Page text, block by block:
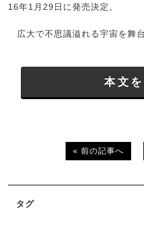
16年1月29日に発売決定。
広大で不思議溢れる宇宙を舞
本文
« 前の記事へ
タグ